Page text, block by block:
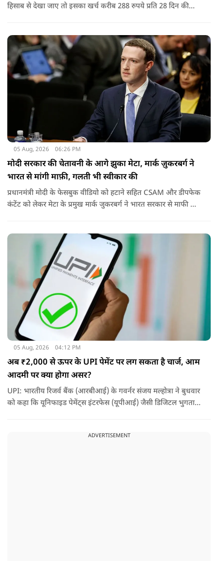
हिसाब से देखा जाए तो इसका खर्च करीब 288 रुपये प्रति 28 दिन की
05 Aug, 2026 06:26 PM
मोदी सरकार की चेतावनी के आगे झुका मेटा, मार्क ज़ुकरबर्ग ने
भारत से मांगी माफ़ी, गलती भी स्वीकार की
प्रधानमंत्री मोदी के फेसबुक वीडियो को हटाने सहित CSAM और डीपफेक
कंटेंट को लेकर मेटा के प्रमुख मार्क जुकरबर्ग ने भारत सरकार से माफी मांग
05 Aug, 2026 04:12 PM
अब ₹2,000 से ऊपर के UPI पेमेंट पर लग सकता है चार्ज, आम
आदमी पर क्या होगा असर?
UPI: भारतीय रिजर्व बैंक (आरबीआई) के गवर्नर संजय मल्होत्रा ने बुधवार
को कहा कि यूनिफाइड पेमेंट्स इंटरफेस (यूपीआई) जैसी डिजिटल भुगतान
ADVERTISEMENT